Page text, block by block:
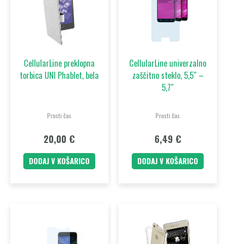
CellularLine preklopna
torbica UNI Phablet, bela
Prosti čas
20,00 €
DODAJ V KOŠARICO
CellularLine univerzalno
zaščitno steklo, 5,5″ –
5,7″
Prosti čas
6,49 €
DODAJ V KOŠARICO